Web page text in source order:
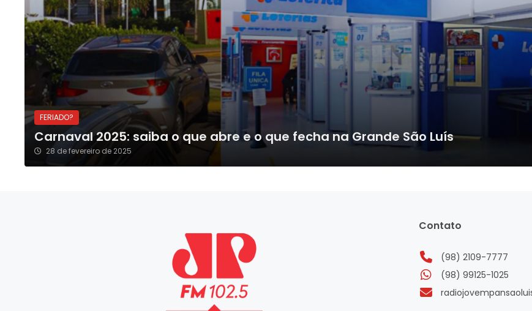
FERIADO?
Carnaval 2025: saiba o que abre e o que fecha na Grande São Luís
28 de fevereiro de 2025
Contato
(98) 2109-7777
(98) 99125-1025